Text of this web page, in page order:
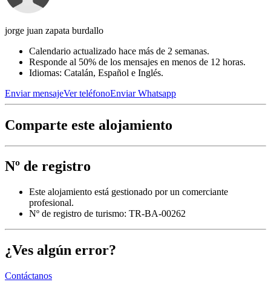
jorge juan zapata burdallo
Calendario actualizado hace más de 2 semanas.
Responde al 50% de los mensajes en menos de 12 horas.
Idiomas: Catalán, Español e Inglés.
Enviar mensajeVer teléfonoEnviar Whatsapp
Comparte este alojamiento
Nº de registro
Este alojamiento está gestionado por un comerciante
profesional.
Nº de registro de turismo: TR-BA-00262
¿Ves algún error?
Contáctanos